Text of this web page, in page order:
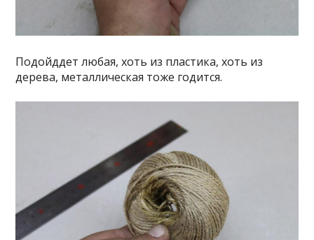
Подойддет любая, хоть из пластика, хоть из
дерева, металлическая тоже годится.